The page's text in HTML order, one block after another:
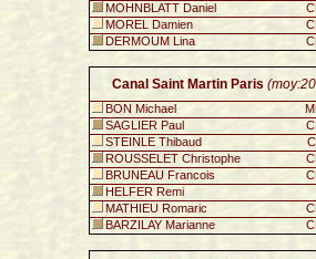
MOHNBLATT Daniel
MOREL Damien
DERMOUM Lina
Canal Saint Martin Paris
BON Michael
SAGLIER Paul
STEINLE Thibaud
ROUSSELET Christophe
BRUNEAU Francois
HELFER Remi
MATHIEU Romaric
BARZILAY Marianne